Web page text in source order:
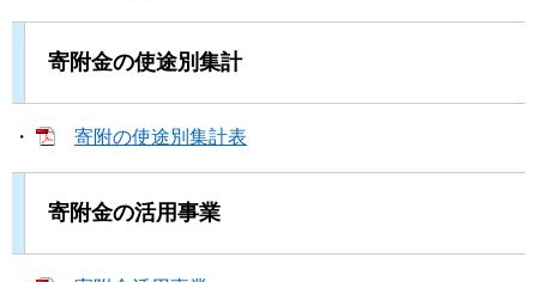
寄附金の使途別集計
・ 寄附の使途別集計表
寄附金の活用事業